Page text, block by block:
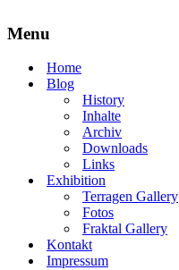
Menu
Home
Blog
History
Inhalte
Archiv
Downloads
Links
Exhibition
Terragen Gallery
Fotos
Fraktal Gallery
Kontakt
Impressum